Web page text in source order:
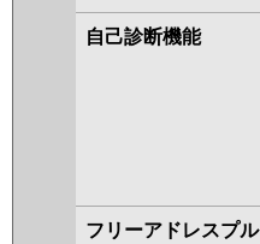
自己診断機能
フリーアドレスプル